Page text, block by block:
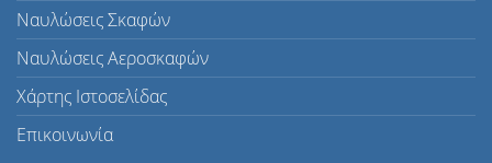
Ναυλώσεις Σκαφών
Ναυλώσεις Αεροσκαφών
Χάρτης Ιστοσελίδας
Επικοινωνία